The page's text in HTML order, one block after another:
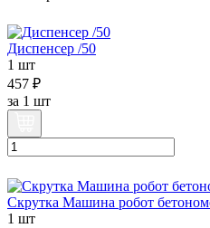
Диспенсер /50
1 шт
457 ₽
за 1 шт
Скрутка Машина робот
1 шт